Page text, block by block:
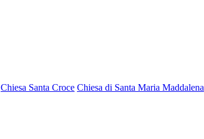
Chiesa Santa Croce Chiesa di Santa Maria Maddalena